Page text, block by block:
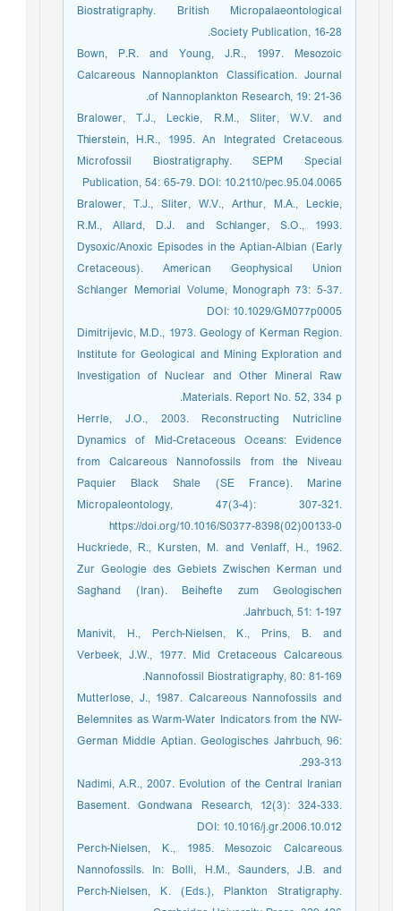
Biostratigraphy. British Micropalaeontological
Society Publication, 16-28.
Bown, P.R. and Young, J.R., 1997. Mesozoic
Calcareous Nannoplankton Classification. Journal
of Nannoplankton Research, 19: 21-36.
Bralower, T.J., Leckie, R.M., Sliter, W.V. and
Thierstein, H.R., 1995. An Integrated Cretaceous
Microfossil Biostratigraphy. SEPM Special
Publication, 54: 65-79. DOI: 10.2110/pec.95.04.0065
Bralower, T.J., Sliter, W.V., Arthur, M.A., Leckie,
R.M., Allard, D.J. and Schlanger, S.O., 1993.
Dysoxic/Anoxic Episodes in the Aptian-Albian (Early
Cretaceous). American Geophysical Union
Schlanger Memorial Volume, Monograph 73: 5-37.
DOI: 10.1029/GM077p0005
Dimitrijevic, M.D., 1973. Geology of Kerman Region.
Institute for Geological and Mining Exploration and
Investigation of Nuclear and Other Mineral Raw
Materials. Report No. 52, 334 p.
Herrle, J.O., 2003. Reconstructing Nutricline
Dynamics of Mid-Cretaceous Oceans: Evidence
from Calcareous Nannofossils from the Niveau
Paquier Black Shale (SE France). Marine
Micropaleontology, 47(3-4): 307-321.
https://doi.org/10.1016/S0377-8398(02)00133-0
Huckriede, R., Kursten, M. and Venlaff, H., 1962.
Zur Geologie des Gebiets Zwischen Kerman und
Saghand (Iran). Beihefte zum Geologischen
Jahrbuch, 51: 1-197.
Manivit, H., Perch-Nielsen, K., Prins, B. and
Verbeek, J.W., 1977. Mid Cretaceous Calcareous
Nannofossil Biostratigraphy, 80: 81-169.
Mutterlose, J., 1987. Calcareous Nannofossils and
Belemnites as Warm-Water Indicators from the NW-
German Middle Aptian. Geologisches Jahrbuch, 96:
293-313.
Nadimi, A.R., 2007. Evolution of the Central Iranian
Basement. Gondwana Research, 12(3): 324-333.
DOI: 10.1016/j.gr.2006.10.012
Perch-Nielsen, K., 1985. Mesozoic Calcareous
Nannofossils. In: Bolli, H.M., Saunders, J.B. and
Perch-Nielsen, K. (Eds.), Plankton Stratigraphy.